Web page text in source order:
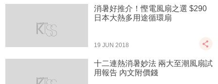
消暑好推介！慳電風扇之選 $290
日本大熱多用途循環扇
19 JUN 2018
十二連熱消暑妙法 兩大至潮風扇試
用報告 內文附價錢